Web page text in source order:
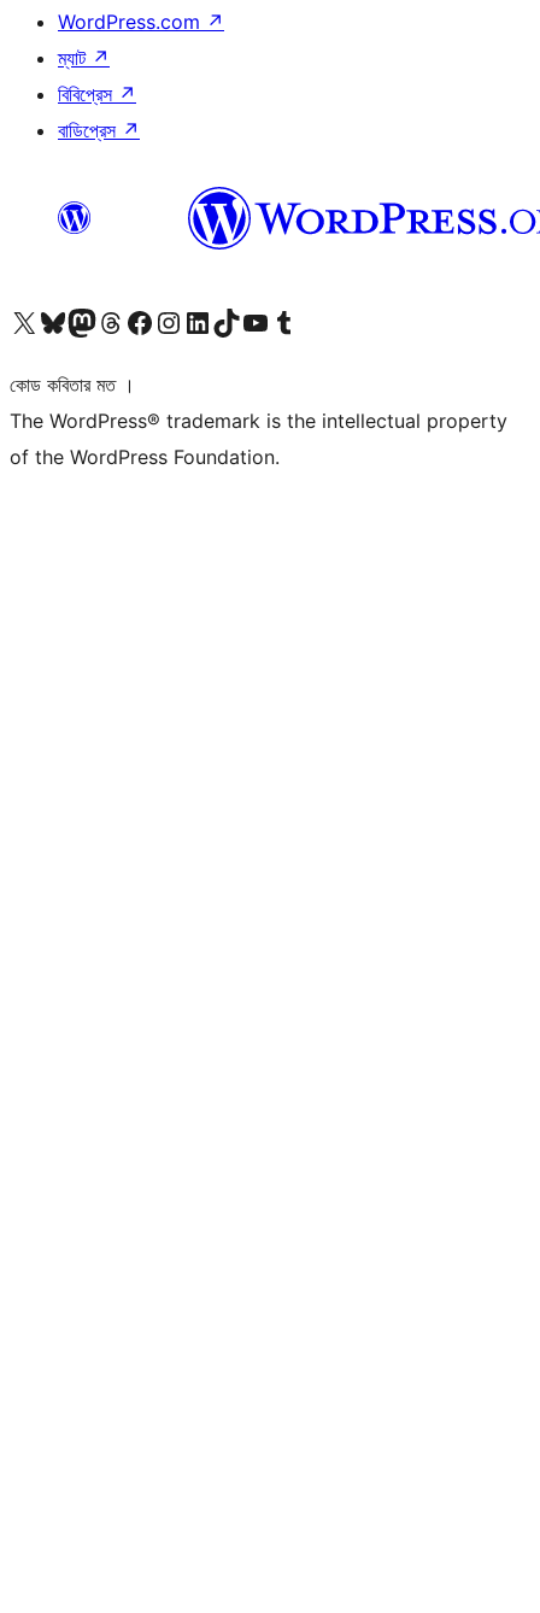
WordPress.com ↗
ম্যাট ↗
বিবিপ্রেস ↗
বাডিপ্রেস ↗
আমাদের X (আগের টুইটার) অ্যাকাউন্টে যানআমাদের Bluesky অ্যাকাউন্টটি দেখুনআমাদের মাস্টোডন অ্যাকাউন্টটি দেখুনআমাদের থ্রেডস অ্যাকাউন্টটি দেখুনআমাদের ফেসবুক পেজ দেখুনআমাদের ইন্সটাগ্রাম অ্যাকাউন্ট দেখুনআমাদের লিঙ্কডইন অ্যাকাউন্টে যানআমাদের TikTok অ্যাকাউন্টটি দেখুনআমাদের ইউটিউব চ্যানেলে যান আমাদের টাম্বলার অ্যাকাউন্ট দেখুন
কোড কবিতার মত ।
The WordPress® trademark is the intellectual property
of the WordPress Foundation.